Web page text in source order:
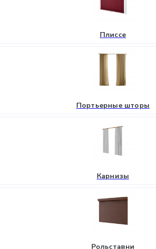
Плиссе
Портьерные шторы
Карнизы
Рольставни